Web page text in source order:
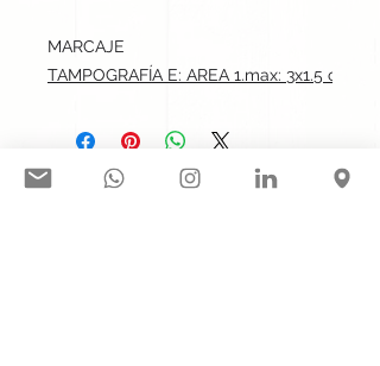
MARCAJE
TAMPOGRAFÍA E: AREA 1.max: 3x1.5 cm
Síguenos en nuestras redes